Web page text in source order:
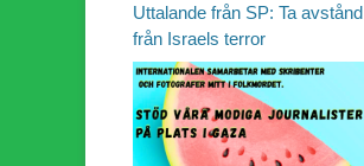
Uttalande från SP: Ta avstånd
från Israels terror